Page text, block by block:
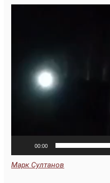
00:00
Марк Султанов